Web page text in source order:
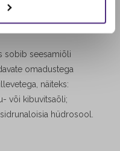
juustesse 20 minutist
sobib seesamiõli
omadustega
näiteks:
või kibuvitsaõli;
hüdrosool.